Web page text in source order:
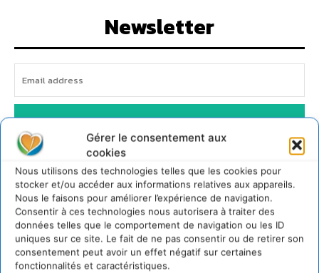
Gérer le consentement aux
cookies
Nous utilisons des technologies telles que les cookies pour
stocker et/ou accéder aux informations relatives aux appareils.
Nous le faisons pour améliorer l’expérience de navigation.
Consentir à ces technologies nous autorisera à traiter des
données telles que le comportement de navigation ou les ID
uniques sur ce site. Le fait de ne pas consentir ou de retirer son
consentement peut avoir un effet négatif sur certaines
fonctionnalités et caractéristiques.
Newsletter
I WANT IN
Cd'actualité
Soutenir un pastoralisme durable en faveur de
socio-écosystèmes résilients
6 août 2026